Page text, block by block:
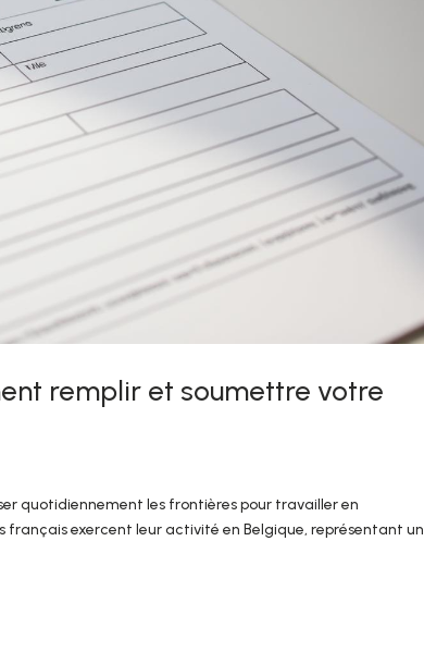
remplir et soumettre votre
quotidiennement les frontières pour travailler en
français exercent leur activité en Belgique, représentant un